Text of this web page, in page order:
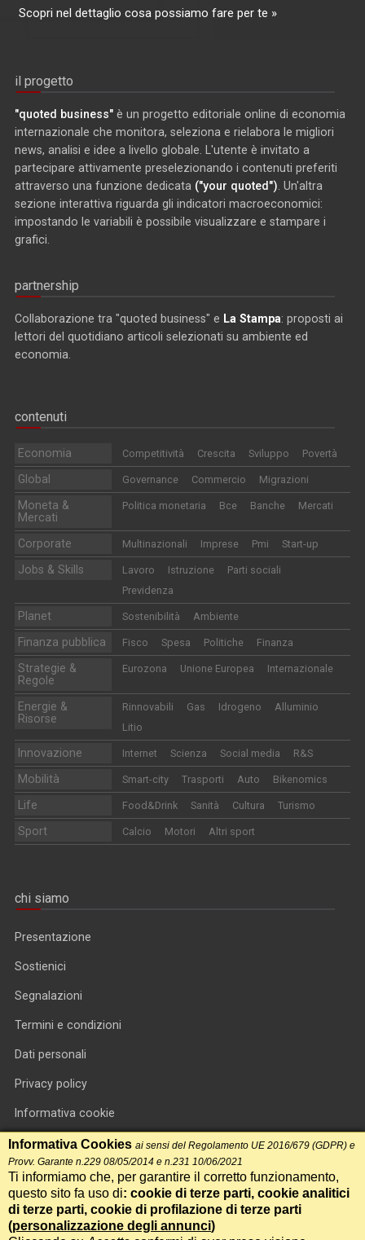
Scopri nel dettaglio cosa possiamo fare per te »
il progetto
"quoted business" è un progetto editoriale online di economia
internazionale che monitora, seleziona e rielabora le migliori
news, analisi e idee a livello globale. L'utente è invitato a
partecipare attivamente preselezionando i contenuti preferiti
attraverso una funzione dedicata ("your quoted") . Un'altra
sezione interattiva riguarda gli indicatori macroeconomici:
impostando le variabili è possibile visualizzare e stampare i
grafici.
partnership
Collaborazione tra "quoted business" e La Stampa: proposti ai
lettori del quotidiano articoli selezionati su ambiente ed
economia.
contenuti
Economia Competitività Crescita Sviluppo Povertà
Global Governance Commercio Migrazioni
Moneta &
Mercati
Politica monetaria Bce Banche Mercati
Corporate Multinazionali Imprese Pmi Start-up
Jobs & Skills Lavoro Istruzione
Parti sociali
Previdenza
Planet Sostenibilità Ambiente
Finanza pubblica Fisco Spesa Politiche Finanza
Strategie &
Regole
Eurozona Unione Europea Internazionale
Energie &
Risorse
Rinnovabili Gas Idrogeno
Alluminio
Litio
Innovazione Internet Scienza Social media R&S
Mobilità Smart-city Trasporti Auto Bikenomics
Life Food&Drink Sanità Cultura Turismo
Sport Calcio Motori Altri sport
chi siamo
Presentazione
Sostienici
Segnalazioni
Termini e condizioni
Dati personali
Privacy policy
Informativa cookie
RSS feed
RSS Top News
Contatti
Informativa Cookies ai sensi del Regolamento UE 2016/679 (GDPR) e
Provv. Garante n.229 08/05/2014 e n.231 10/06/2021
Ti informiamo che, per garantire il corretto funzionamento,
questo sito fa uso di: cookie di terze parti, cookie analitici
di terze parti, cookie di profilazione di terze parti
(personalizzazione degli annunci)